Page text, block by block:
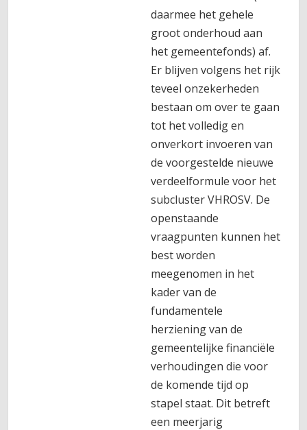
daarmee het gehele
groot onderhoud aan
het gemeentefonds) af.
Er blijven volgens het rijk
teveel onzekerheden
bestaan om over te gaan
tot het volledig en
onverkort invoeren van
de voorgestelde nieuwe
verdeelformule voor het
subcluster VHROSV. De
openstaande
vraagpunten kunnen het
best worden
meegenomen in het
kader van de
fundamentele
herziening van de
gemeentelijke financiële
verhoudingen die voor
de komende tijd op
stapel staat. Dit betreft
een meerjarig